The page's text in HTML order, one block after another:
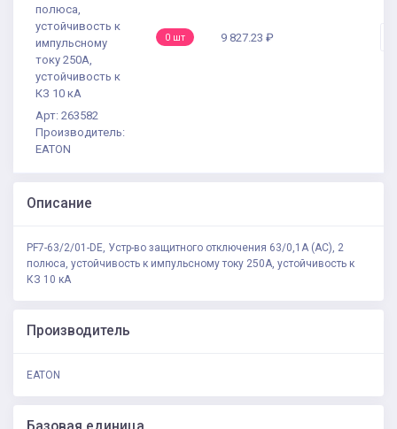
полюса,
устойчивость к
импульсному
току 250А,
устойчивость к
КЗ 10 кА
Арт: 263582
Производитель:
EATON
0 шт 9 827.23 ₽
Описание
PF7-63/2/01-DE, Устр-во защитного отключения 63/0,1А (АС), 2
полюса, устойчивость к импульсному току 250А, устойчивость к
КЗ 10 кА
Производитель
EATON